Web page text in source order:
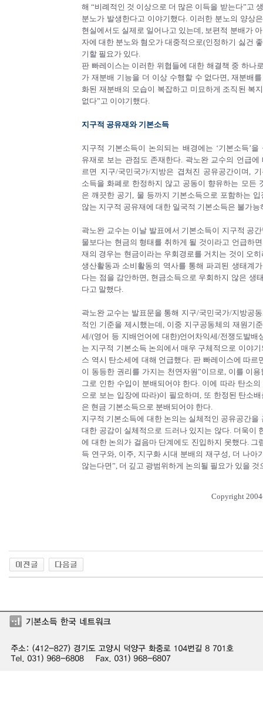
해 “비례적인 것 이상으로 더 많은 이득을 받는다”고
분노가 발생한다고 이야기했다. 이러한 분노의 양상
현실에서도 실제로 일어나고 있는데, 보편적 분배가
자에 대한 분노와 혐오가 대중적으로(인정하기 싫건
기할 필요가 있다.
판 빠레이스는 이러한 위협들에 대한 해결책 중 하나
가 재분배 기능을 더 이상 수행할 수 없다면, 재분배
화된 재분배의 모습이 복잡하고 미묘하게 조직된 복
없다”고 이야기했다.
지구적 공유재와 기본소득
지구적 기본소득이 논의되는 배경에는 ‘기본소득’을
유재로 보는 관점도 존재한다. 곽노완 교수의 언급에
르면 지구/국민국가/지방은 겹쳐진 공유공간이며,
소득을 화폐로 한정하지 않고 공동이 향유하는 모든
은 깨끗한 공기, 물 등까지 기본소득으로 포함하는
않는 지구적 공유재에 대한 일국적 기본소득은 불가
곽노완 교수는 이날 발표에서 기본소득이 지구적 공
물보다는 현금의 형태를 취하게 될 것이라고 언급하
재의 경우는 현금이라는 우회경로를 거치는 것이 오
생산활동과 소비활동의 역사를 통해 파괴된 생태계
다는 점을 감안하면, 현금소득으로 우회하지 않은 생
다고 말했다.
곽노완 교수는 발표문을 통해 지구/국민국가/지방공
적인 기준을 제시했는데, 이중 지구공동체의 재원기
세/(영어 등 지배언어에 대한)언어차익세/전쟁도발
는 지구적 기본소득 논의에서 매우 구체적으로 이야
스 역시 탄소세에 대해 언급했다. 판 빠레이스에 따르
이 동등한 권리를 가지는 천연자원”이므로, 이를 이
그로 인한 수입이 분배되어야 한다. 이에 따라 탄소
으로 보는 입장에 따라)이 필요하며, 또 한정된 탄소
은 현금 기본소득으로 분배되어야 한다.
지구적 기본소득에 대한 논의는 실체적인 공유공간
대한 공감이 실체적으로 드러나 있지는 않다. 더욱이
에 대한 논의가 걸음마 단계에도 진입하지 못했다. 그
득 연구와, 이주, 지구화 시대 분배의 재구성, 더 나아
않는다면”, 더 깊고 광범위하게 논의될 필요가 있을 것
Copyright